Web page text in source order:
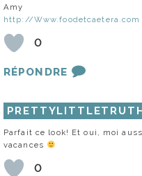
Amy
http://Www.foodetcaetera.com
0
RÉPONDRE
Parfait ce look! Et oui, moi
vacances
0